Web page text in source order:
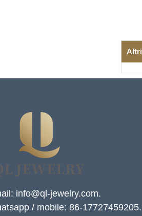
info@ql-jewelry.com.
/ mobile: 86-17727459205.